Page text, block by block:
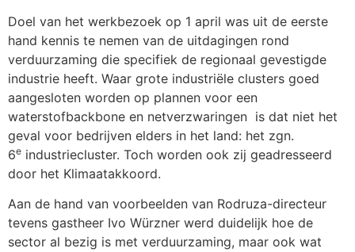
Doel van het werkbezoek op 1 april was uit de eerste
hand kennis te nemen van de uitdagingen rond
verduurzaming die specifiek de regionaal gevestigde
industrie heeft. Waar grote industriële clusters goed
aangesloten worden op plannen voor een
waterstofbackbone en netverzwaringen is dat niet het
geval voor bedrijven elders in het land: het zgn.
6e industriecluster. Toch worden ook zij geadresseerd
door het Klimaatakkoord.
Aan de hand van voorbeelden van Rodruza-directeur
tevens gastheer Ivo Würzner werd duidelijk hoe de
sector al bezig is met verduurzaming, maar ook wat